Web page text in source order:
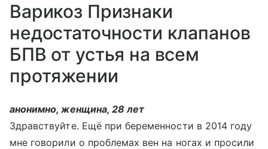
Варикоз Признаки
недостаточности клапанов
БПВ от устья на всем
протяжении
анонимно, женщина, 28 лет
Здравствуйте. Ещё при беременности в 2014 году
мне говорили о проблемах вен на ногах и просили